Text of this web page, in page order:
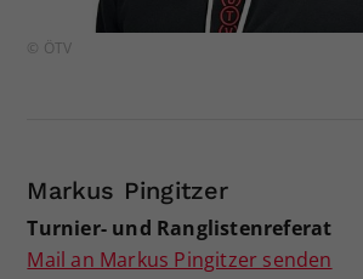
© ÖTV
Markus Pingitzer
Turnier- und Ranglistenreferat
Mail an Markus Pingitzer senden